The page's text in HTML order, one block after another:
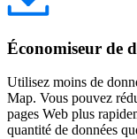
Économiseur de
Utilisez moins de
Map. Vous pouvez
pages Web plus
quantité de données